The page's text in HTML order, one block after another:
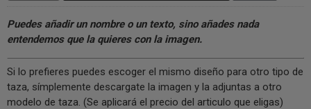
Puedes añadir un nombre o un texto, sino añades nada
entendemos que la quieres con la imagen.
Si lo prefieres puedes escoger el mismo diseño para otro tipo de
taza, símplemente descargate la imagen y la adjuntas a otro
modelo de taza. (Se aplicará el precio del articulo que eligas)